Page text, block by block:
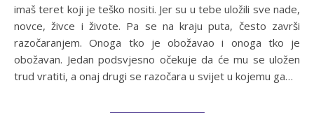
imaš teret koji je teško nositi. Jer su u tebe uložili sve nade,
novce, živce i živote. Pa se na kraju puta, često završi
razočaranjem. Onoga tko je obožavao i onoga tko je
obožavan. Jedan podsvjesno očekuje da će mu se uložen
trud vratiti, a onaj drugi se razočara u svijet u kojemu ga…